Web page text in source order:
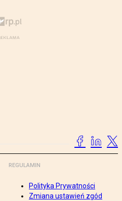
REGULAMIN
Polityka Prywatności
Zmiana ustawień zgód